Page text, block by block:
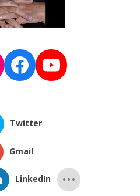
Facebook
YouTube
Twitter
Gmail
LinkedIn